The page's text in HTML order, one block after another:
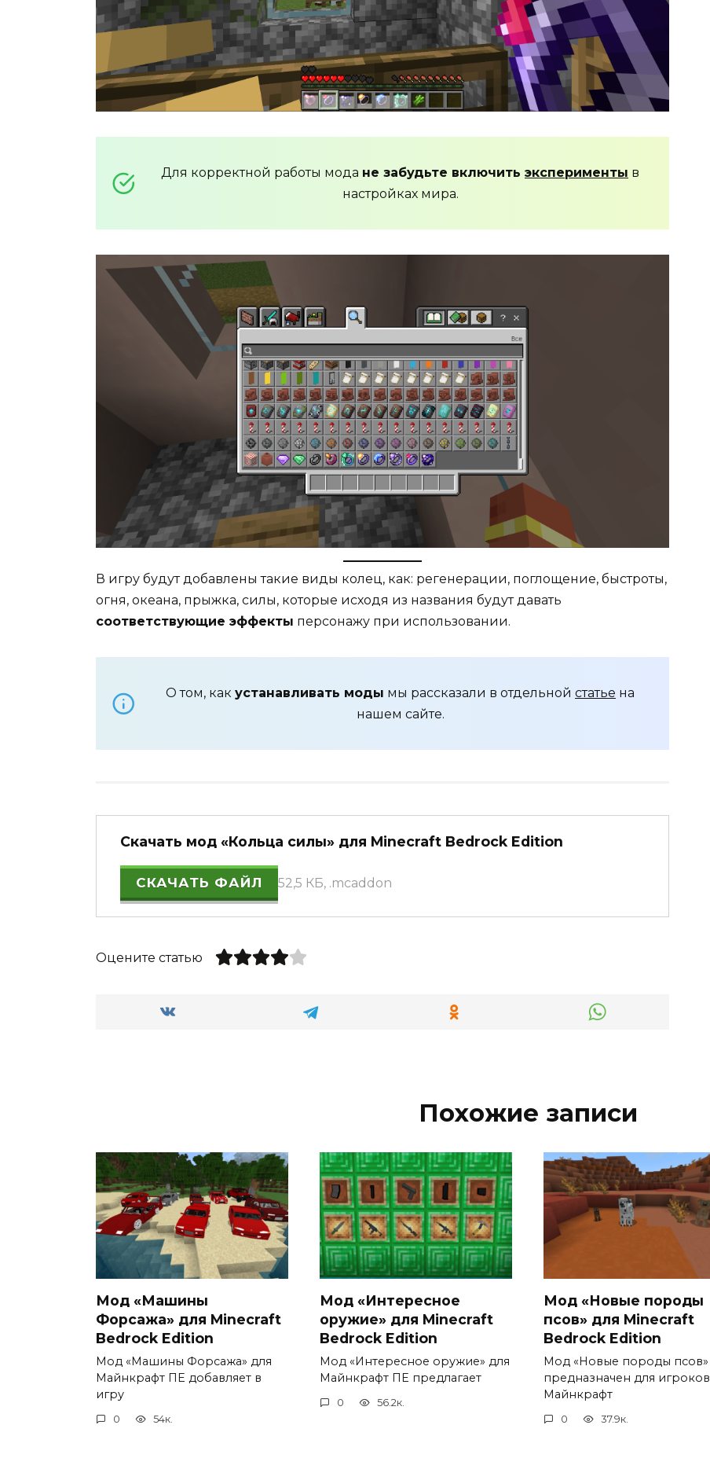
Для корректной работы мода не забудьте включить эксперименты в
настройках мира.
В игру будут добавлены такие виды колец, как: регенерации, поглощение, быстроты,
огня, океана, прыжка, силы, которые исходя из названия будут давать
соответствующие эффекты персонажу при использовании.
О том, как устанавливать моды мы рассказали в отдельной статье на
нашем сайте.
Скачать мод «Кольца силы» для Minecraft Bedrock Edition
СКАЧАТЬ ФАЙЛ 52,5 КБ, .mcaddon
Оцените статью
Похожие записи
Мод «Машины
Форсажа» для Minecraft
Bedrock Edition
Мод «Машины Форсажа» для
Майнкрафт ПЕ добавляет в
игру
0 54к.
Мод «Интересное
оружие» для Minecraft
Bedrock Edition
Мод «Интересное оружие» для
Майнкрафт ПЕ предлагает
0 56.2к.
Мод «Новые породы
псов» для Minecraft
Bedrock Edition
Мод «Новые породы псов»
предназначен для игроков
Майнкрафт
0 37.9к.